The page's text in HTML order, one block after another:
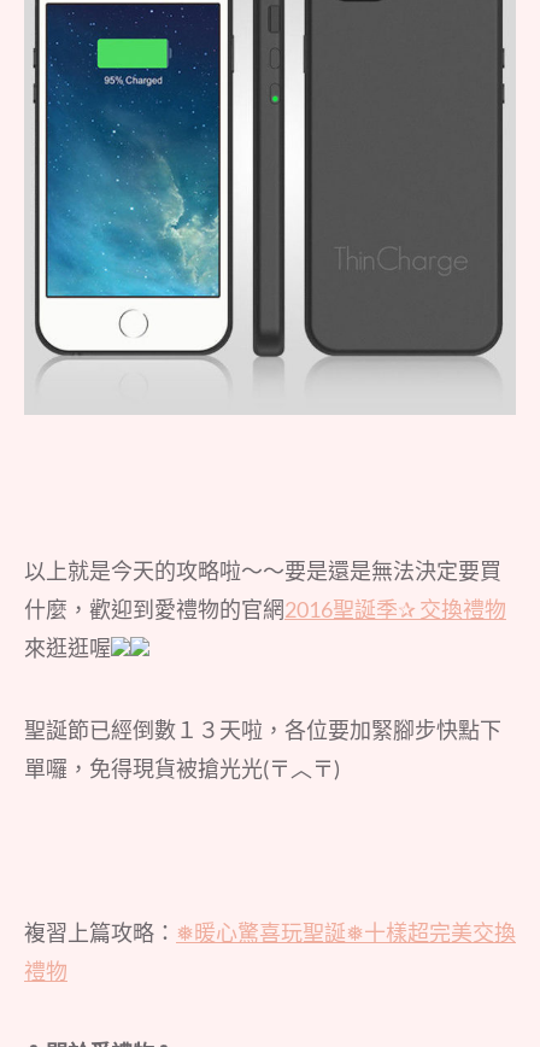
以上就是今天的攻略啦～～要是還是無法決定要買
什麼，歡迎到愛禮物的官網2016聖誕季✰ 交換禮物
來逛逛喔
聖誕節已經倒數１３天啦，各位要加緊腳步快點下
單囉，免得現貨被搶光光(〒︿〒)
複習上篇攻略： ❅暖心驚喜玩聖誕❅十樣超完美交換
禮物